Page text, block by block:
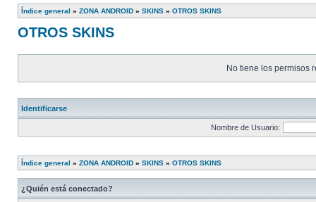
Índice general » ZONA ANDROID » SKINS » OTROS SKINS
OTROS SKINS
No tiene los permisos
Identificarse
Nombre de Usuario:
Índice general » ZONA ANDROID » SKINS » OTROS SKINS
¿Quién está conectado?